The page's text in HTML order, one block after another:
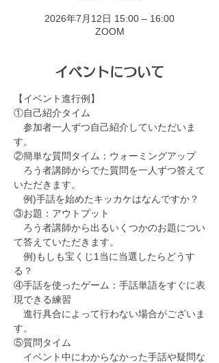
2026年7月12日 15:00 – 16:00
ZOOM
イベントについて
【イベント進行例】
①自己紹介タイム
参加者一人ずつ自己紹介していただいま
す。
②簡単な質問タイム：ウォーミングアップ
ろう者講師からでた質問を一人ずつ答えて
いただきます。
例)手話を始めたキッカケはなんですか？
③お題：アウトプット
ろう者講師から出るいくつかのお題につい
て答えていただきます。
例)もしも宝くじ1当に当選したらどうす
る？
④手話を使ったゲーム：手話単語をすぐに表
現できる練習
進行具合によって行わない場合がございま
す。
⑤質問タイム
イベント中にわからなかった手話や疑問な